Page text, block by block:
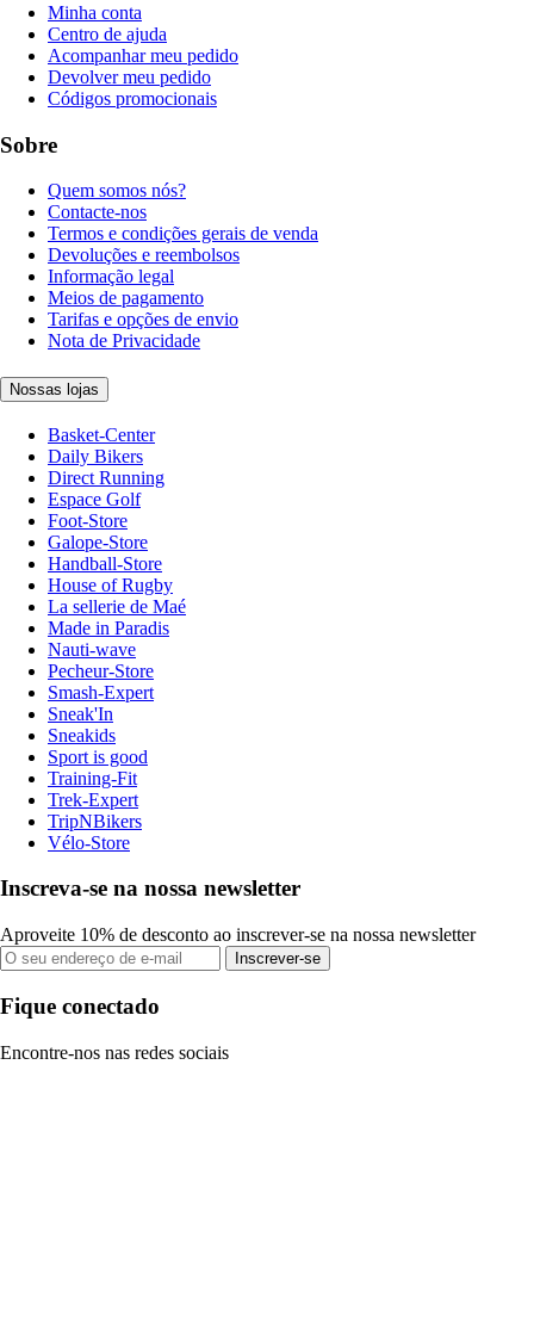
Minha conta
Centro de ajuda
Acompanhar meu pedido
Devolver meu pedido
Códigos promocionais
Sobre
Quem somos nós?
Contacte-nos
Termos e condições gerais de venda
Devoluções e reembolsos
Informação legal
Meios de pagamento
Tarifas e opções de envio
Nota de Privacidade
Nossas lojas
Basket-Center
Daily Bikers
Direct Running
Espace Golf
Foot-Store
Galope-Store
Handball-Store
House of Rugby
La sellerie de Maé
Made in Paradis
Nauti-wave
Pecheur-Store
Smash-Expert
Sneak'In
Sneakids
Sport is good
Training-Fit
Trek-Expert
TripNBikers
Vélo-Store
Inscreva-se na nossa newsletter
Aproveite 10% de desconto ao inscrever-se na nossa newsletter
Inscrever-se
Fique conectado
Encontre-nos nas redes sociais